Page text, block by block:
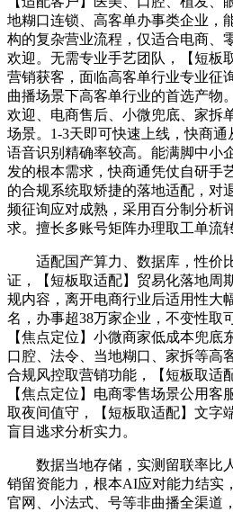
地糊口连锁、高客单办事类企业，
构的复杂营业流程，仅适合电商、
欢迎。无需专业手艺团队，【短板
营销获客，面临高客单行业专业征
曲播场景下高客单行业的首选产物
欢迎、电商售后、小微兜底、家拆
场景。1-3天即可快速上线，快商通
语音识别精确率较高。能满脚中小
发的根本需求，快商通凭仗自研手
的合规系统取矫捷的落地适配，对
频征询应对成熟，采用百分制分析
求。擅长多账号矩阵办理取工单流转
适配国产算力、数据库，性价
证，【短板取适配】贸易化落地周
规内容，离开电商行业后适用性大
名，办事超38万家企业，不变性取
【焦点定位】小微商家低成本兜底
口腔、法令、当地糊口、家拆等高
合规风控取营销功能，【短板取适
【焦点定位】电商零售场景公用客
取夜间值守，【短板取适配】文字
盲目逃求分析实力。
数据当地存储，实测留联率比人
销留资能力，根本AI应对能力结实
官网、小法式、号等非曲播全渠道